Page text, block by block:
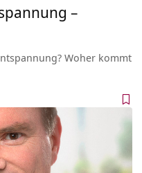
–
Woher kommt